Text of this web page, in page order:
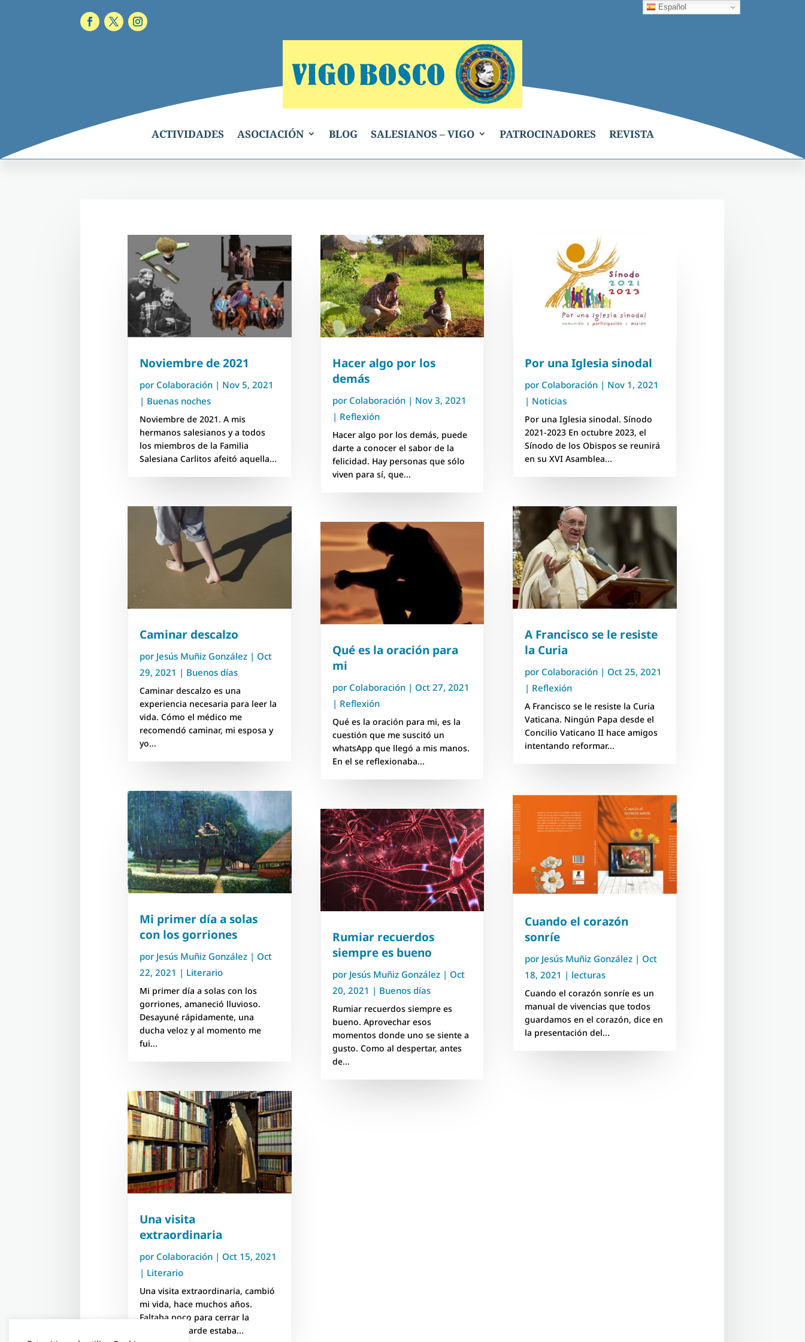
ACTIVIDADES ASOCIACIÓN BLOG SALESIANOS – VIGO PATROCINADORES REVISTA
Noviembre de 2021
por Colaboración | Nov 5, 2021
| Buenas noches
Noviembre de 2021. A mis
hermanos salesianos y a todos
los miembros de la Familia
Salesiana Carlitos afeitó aquella...
Caminar descalzo
por Jesús Muñiz González | Oct
29, 2021 | Buenos días
Caminar descalzo es una
experiencia necesaria para leer la
vida. Cómo el médico me
recomendó caminar, mi esposa y
yo...
Mi primer día a solas
con los gorriones
por Jesús Muñiz González | Oct
22, 2021 | Literario
Mi primer día a solas con los
gorriones, amaneció lluvioso.
Desayuné rápidamente, una
ducha veloz y al momento me
fui...
Una visita
extraordinaria
por Colaboración | Oct 15, 2021
| Literario
Una visita extraordinaria, cambió
mi vida, hace muchos años.
Faltaba poco para cerrar la
librería. La tarde estaba...
Hacer algo por los
demás
por Colaboración| Nov 3, 2021
| Reflexión
Hacer algo por los demás, puede
darte a conocer el sabor de la
felicidad. Hay personas que sólo
viven para sí, que...
Qué es la oración para
mi
por Colaboración| Oct 27, 2021
| Reflexión
Qué es la oración para mi, es la
cuestión que me suscitó un
whatsApp que llegó a mis manos.
En el se reflexionaba...
Rumiar recuerdos
siempre es bueno
por Jesús Muñiz González| Oct
20, 2021 | Buenos días
Rumiar recuerdos siempre es
bueno. Aprovechar esos
momentos donde uno se siente a
gusto. Como al despertar, antes
de...
Por una Iglesia sinodal
por Colaboración | Nov 1, 2021
| Noticias
Por una Iglesia sinodal. Sínodo
2021-2023 En octubre 2023, el
Sínodo de los Obispos se reunirá
en su XVI Asamblea...
A Francisco se le resiste
la Curia
por Colaboración | Oct 25, 2021
| Reflexión
A Francisco se le resiste la Curia
Vaticana. Ningún Papa desde el
Concilio Vaticano II hace amigos
intentando reformar...
Cuando el corazón
sonríe
por Jesús Muñiz González | Oct
18, 2021 | lecturas
Cuando el corazón sonríe es un
manual de vivencias que todos
guardamos en el corazón, dice en
la presentación del...
Español